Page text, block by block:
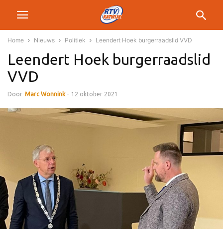
Home Nieuws Politiek Leendert Hoek burgerraadslid VVD
Leendert Hoek burgerraadslid
VVD
Door Marc Wonnink - 12 oktober 2021